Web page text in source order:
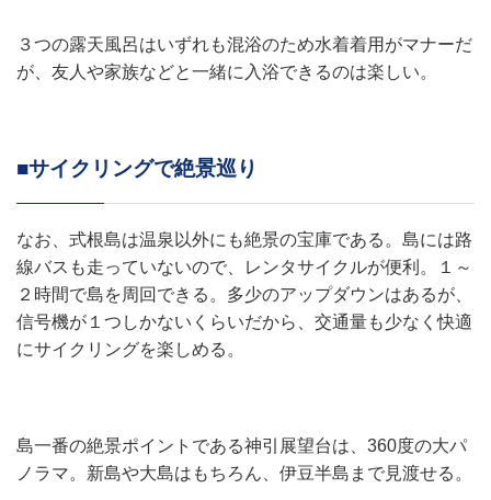
３つの露天風呂はいずれも混浴のため水着着用がマナーだ
が、友人や家族などと一緒に入浴できるのは楽しい。
■サイクリングで絶景巡り
なお、式根島は温泉以外にも絶景の宝庫である。島には路
線バスも走っていないので、レンタサイクルが便利。１～
２時間で島を周回できる。多少のアップダウンはあるが、
信号機が１つしかないくらいだから、交通量も少なく快適
にサイクリングを楽しめる。
島一番の絶景ポイントである神引展望台は、360度の大パ
ノラマ。新島や大島はもちろん、伊豆半島まで見渡せる。